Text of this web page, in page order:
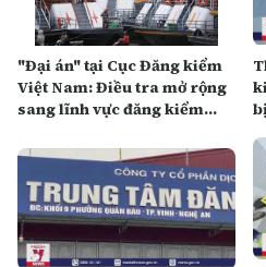
"Đại án" tại Cục Đăng kiểm
Việt Nam: Điều tra mở rộng
sang lĩnh vực đăng kiểm
đường thủy